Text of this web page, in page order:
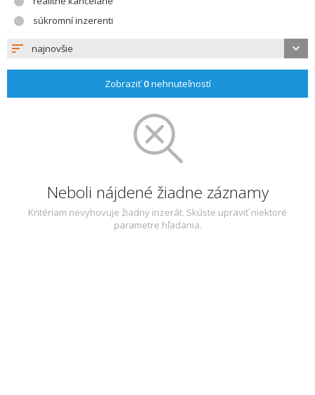
súkromní inzerenti
najnovšie
Zobraziť0nehnuteľností
Neboli nájdené žiadne záznamy
Kritériam nevyhovuje žiadny inzerát. Skúste upraviť niektoré
parametre hľadania.